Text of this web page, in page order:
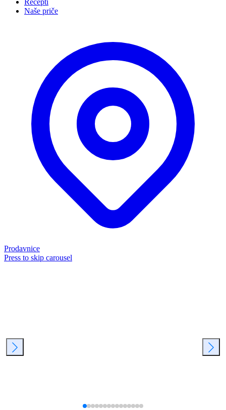
Recepti
Naše priče
Prodavnice
Press to skip carousel